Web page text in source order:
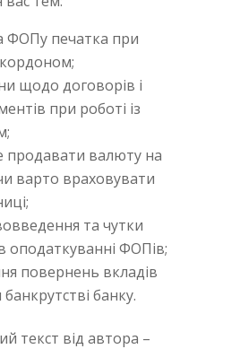
ФОПу печатка при
щодо договорів і
при роботі із
продавати валюту на
варто враховувати
та чутки
оподаткуванні ФОПів;
повернень вкладів
банку.
текст від автора –